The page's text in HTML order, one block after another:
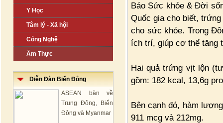
Y Học
Tâm lý - Xã hội
Công Nghệ
Ẩm Thực
Diễn Đàn Biển Đông
ASEAN bàn về
Trung Đông, Biển
Đông và Myanmar
Báo Sức khỏe & Đời
Quốc gia cho biết,
cho sức khỏe. Trong
ích trí, giúp cơ thể tăng
Hai quả trứng vịt lộn
gồm: 182 kcal, 13,6g
Bên cạnh đó, hàm
911 mcg và 212mg.